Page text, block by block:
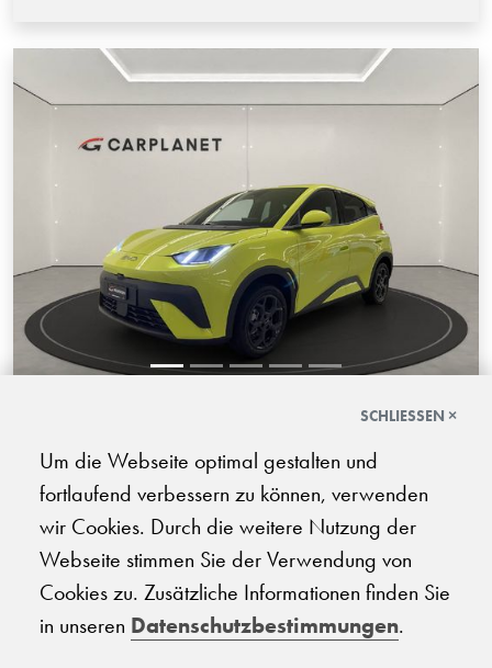
01.2026 | 8'000 km | 156 PS | Elektro | Automatik-Getriebe
23'500.-
SCHLIESSEN ×
Um die Webseite optimal gestalten und
fortlaufend verbessern zu können, verwenden
wir Cookies. Durch die weitere Nutzung der
Webseite stimmen Sie der Verwendung von
Cookies zu. Zusätzliche Informationen finden Sie
in unseren Datenschutzbestimmungen.